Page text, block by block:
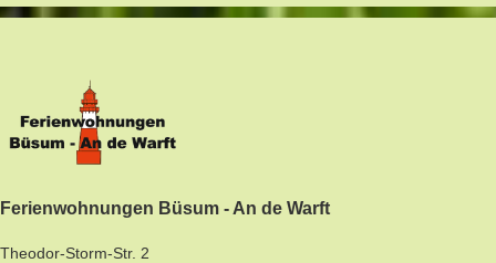
Ferienwohnungen Büsum - An de Warft
Theodor-Storm-Str. 2